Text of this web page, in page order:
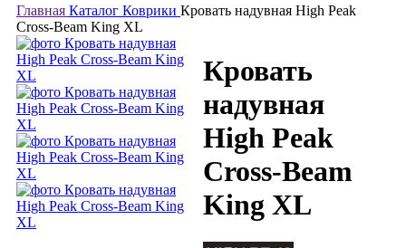
Главная Каталог Коврики Кровать надувная High Peak
Cross-Beam King XL
Кровать
надувная
High Peak
Cross-Beam
King XL